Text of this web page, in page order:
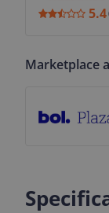
5.4
Marketplace